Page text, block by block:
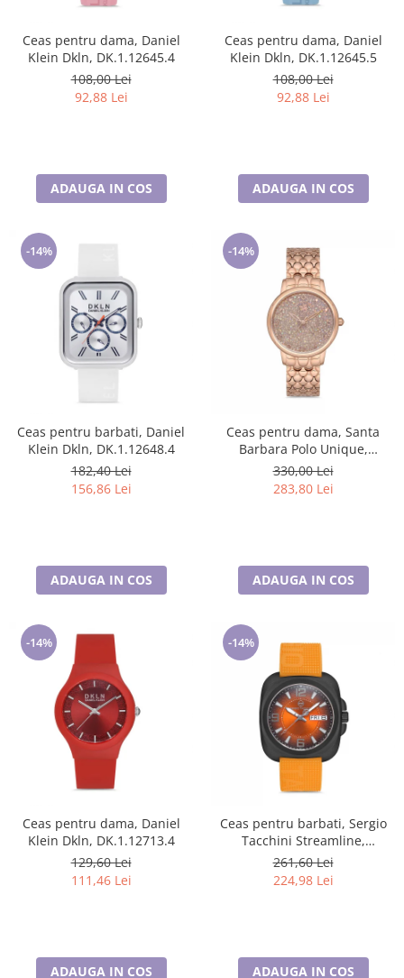
Ceas pentru dama, Daniel
Klein Dkln, DK.1.12645.4
108,00 Lei
92,88 Lei
ADAUGA IN COS
Ceas pentru dama, Daniel
Klein Dkln, DK.1.12645.5
108,00 Lei
92,88 Lei
ADAUGA IN COS
-14%
Ceas pentru barbati, Daniel
Klein Dkln, DK.1.12648.4
182,40 Lei
156,86 Lei
ADAUGA IN COS
-14%
Ceas pentru dama, Santa
Barbara Polo Unique,
SB.1.10127.2
330,00 Lei
283,80 Lei
ADAUGA IN COS
-14%
Ceas pentru dama, Daniel
Klein Dkln, DK.1.12713.4
129,60 Lei
111,46 Lei
ADAUGA IN COS
-14%
Ceas pentru barbati, Sergio
Tacchini Streamline,
ST.1.10092.3
261,60 Lei
224,98 Lei
ADAUGA IN COS